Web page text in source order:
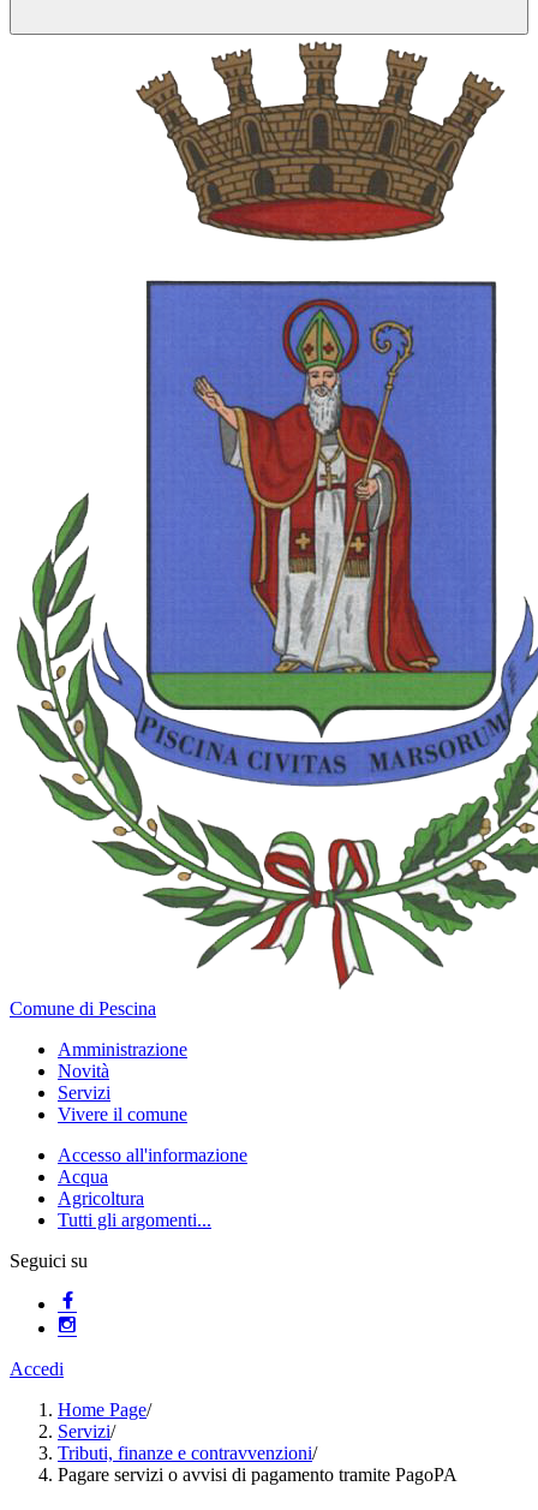
Comune di Pescina
Amministrazione
Novità
Servizi
Vivere il comune
Accesso all'informazione
Acqua
Agricoltura
Tutti gli argomenti...
Seguici su
Accedi
Home Page/
Servizi/
Tributi, finanze e contravvenzioni/
Pagare servizi o avvisi di pagamento tramite PagoPA